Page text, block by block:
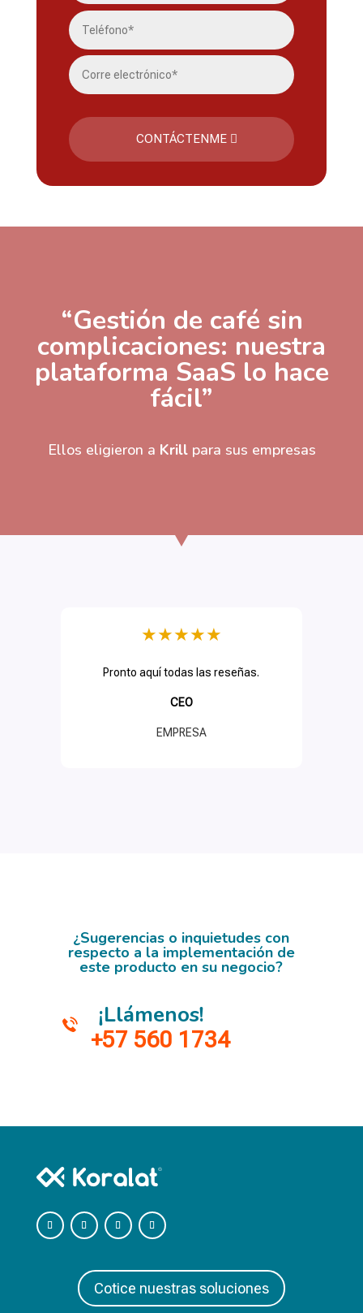
CONTÁCTENME
“Gestión de café sin
complicaciones: nuestra
plataforma SaaS lo hace
fácil”
Ellos eligieron a Krillpara sus empresas
★★★★★
Pronto aquí todas las reseñas.
CEO
EMPRESA
¿Sugerencias o inquietudes con
respecto a la implementación de
este producto en su negocio?
¡Llámenos!
+57 560 1734
Cotice nuestras soluciones